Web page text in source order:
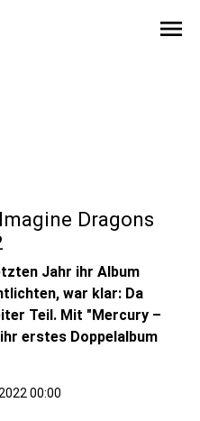
menu
Dragons
Jahr ihr Album
war klar: Da
Teil. Mit "Mercury –
erstes Doppelalbum
00:00